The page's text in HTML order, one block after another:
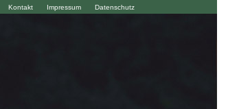
Datenschutz
Impressum
Kontakt